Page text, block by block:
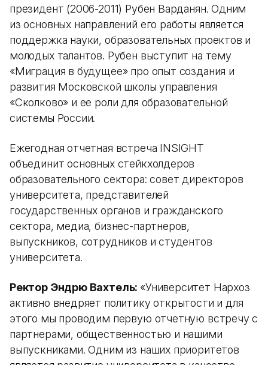
президент (2006-2011) Рубен Варданян. Одним
из основных направлений его работы является
поддержка науки, образовательных проектов и
молодых талантов. Рубен выступит на тему
«Миграция в будущее» про опыт создания и
развития Московской школы управления
«Сколково» и ее роли для образовательной
системы России.
Ежегодная отчетная встреча INSIGHT
объединит основных стейкхолдеров
образовательного сектора: совет директоров
университета, представителей
государственных органов и гражданского
сектора, медиа, бизнес-партнеров,
выпускников, сотрудников и студентов
университета.
Ректор Эндрю Вахтель: «Университет Нархоз
активно внедряет политику открытости и для
этого мы проводим первую отчетную встречу с
партнерами, общественностью и нашими
выпускниками. Одним из наших приоритетов